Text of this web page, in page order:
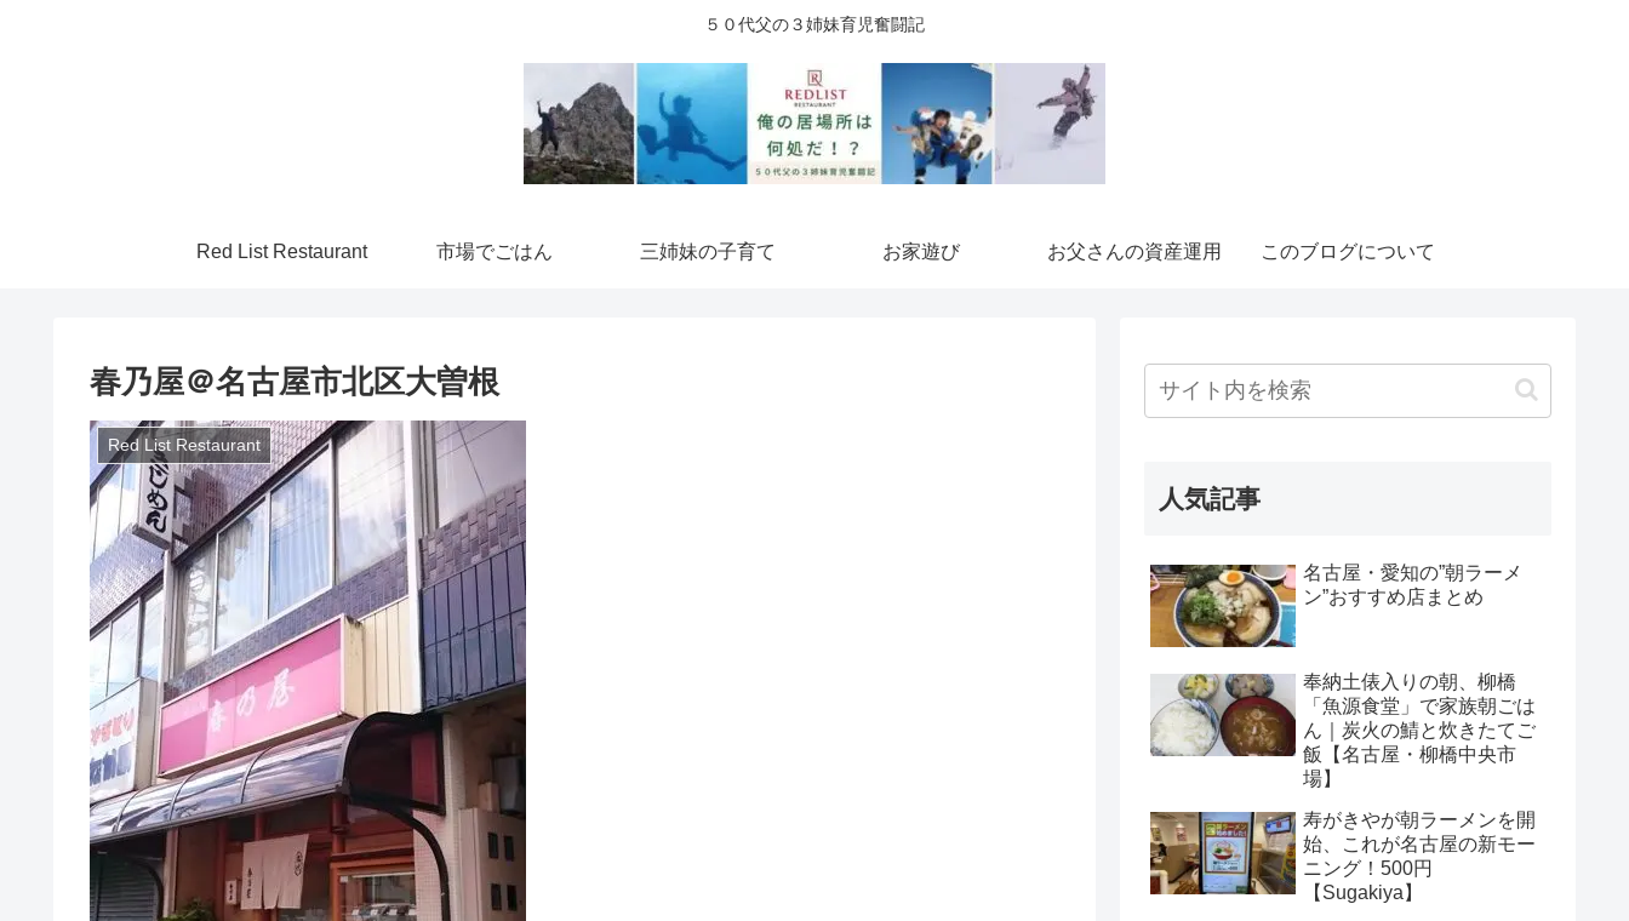
５０代父の３姉妹育児奮闘記
Red List Restaurant 市場でごはん 三姉妹の子育て お家遊び お父さんの資産運用 このブログについて
春乃屋＠名古屋市北区大曽根
Red List Restaurant
人気記事
名古屋・愛知の”朝ラーメ
ン”おすすめ店まとめ
奉納土俵入りの朝、柳橋
「魚源食堂」で家族朝ごは
ん｜炭火の鯖と炊きたてご
飯【名古屋・柳橋中央市
場】
寿がきやが朝ラーメンを開
始、これが名古屋の新モー
ニング！500円
【Sugakiya】